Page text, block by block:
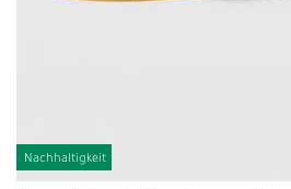
Nachhaltigkeit